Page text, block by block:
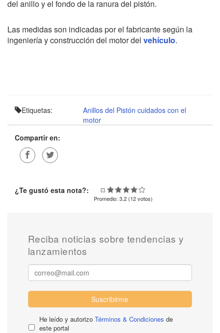
del anillo y el fondo de la ranura del pistón.
Las medidas son indicadas por el fabricante según la
ingeniería y construcción del motor del vehículo.
Etiquetas: Anillos del Pistón cuidados con el
motor
Compartir en:
¿Te gustó esta nota?:
Promedio: 3.2 (12votos)
Reciba noticias sobre tendencias y
lanzamientos
Suscribirme
He leído y autorizo Términos & Condiciones de
este portal